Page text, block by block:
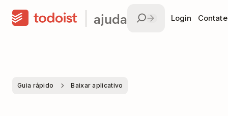
ajuda Login
Guia rápido Baixar aplicativo